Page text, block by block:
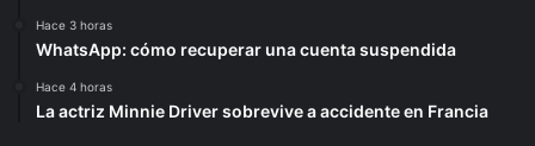
Hace 3 horas
WhatsApp: cómo recuperar una cuenta suspendida
Hace 4 horas
La actriz Minnie Driver sobrevive a accidente en Francia